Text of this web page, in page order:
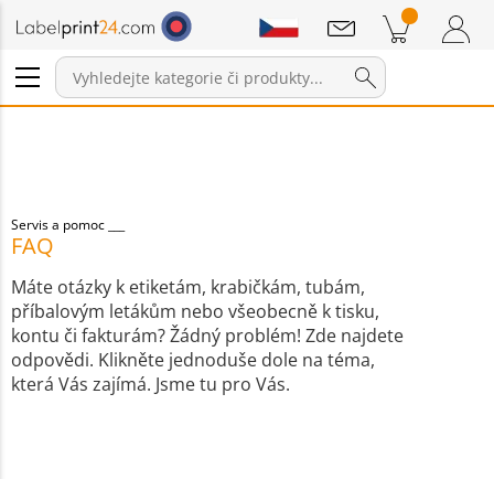
Položky v košíku Nákupní Košík
Sdělení
Servis a pomoc
FAQ
Máte otázky k etiketám, krabičkám, tubám,
příbalovým letákům nebo všeobecně k tisku,
kontu či fakturám? Žádný problém! Zde najdete
odpovědi. Klikněte jednoduše dole na téma,
která Vás zajímá. Jsme tu pro Vás.